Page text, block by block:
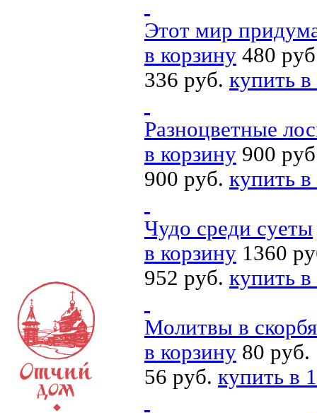
Этот мир
в корзину 480
336 руб. купить
Разноцветные
в корзину 900
900 руб. купить
Чудо среди суеты
в корзину 1360
952 руб. купить
Молитвы в
в корзину 80 руб.
56 руб. купить в